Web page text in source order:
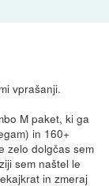
vprašanji.
M paket, ki ga
in 160+
zelo dolgčas sem
sem naštel le
in zmeraj